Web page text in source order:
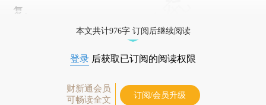
复。
本文共计976字 订阅后继续阅读
登录 后获取已订阅的阅读权限
财新通会员
可畅读全文
订阅/会员升级